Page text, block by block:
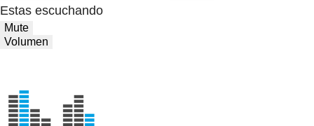
Estas escuchando
Mute
Volumen